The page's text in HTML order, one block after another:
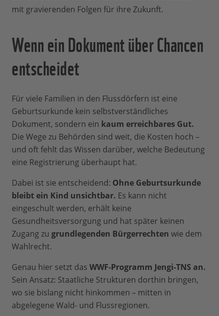
mit gravierenden Folgen für ihre Zukunft.
Wenn ein Dokument über Chancen
entscheidet
Für viele Familien in den Flussdörfern ist eine
Geburtsurkunde kein selbstverständliches
Dokument, sondern ein kaum erreichbares Gut.
Die Wege zu Behörden sind weit, die Kosten hoch –
und oft fehlt das Wissen darüber, welche Bedeutung
eine Registrierung überhaupt hat.
Dabei ist sie entscheidend: Ohne Geburtsurkunde
bleibt ein Kind unsichtbar. Es kann nicht
eingeschult werden, erhält keine
Gesundheitsversorgung und hat später keinen
Zugang zu grundlegenden Bürgerrechten wie dem
Wahlrecht.
Genau hier setzt das WWF‑Programm Jengi‑TNS an.
Sein Ansatz: Staatliche Strukturen dorthin bringen,
wo sie bislang nicht hinkommen – mitten in
abgelegene Wald- und Flussregionen.